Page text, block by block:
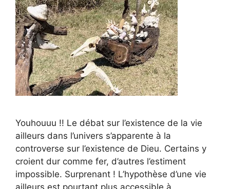
Youhouuu !! Le débat sur l’existence de la vie
ailleurs dans l’univers s’apparente à la
controverse sur l’existence de Dieu. Certains y
croient dur comme fer, d’autres l’estiment
impossible. Surprenant ! L’hypothèse d’une vie
ailleurs est pourtant plus accessible à